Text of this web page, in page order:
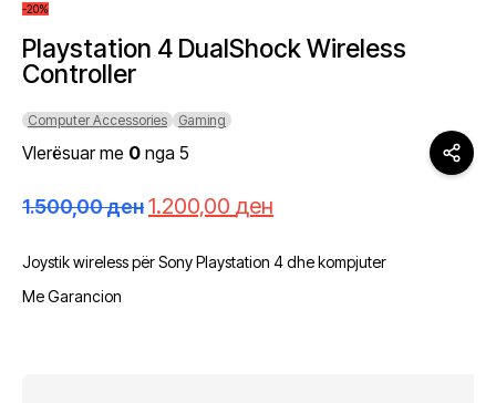
-20%
Playstation 4 DualShock Wireless
Controller
Computer Accessories Gaming
Vlerësuar me 0 nga 5
1.500,00денÇmimi
qe:
1.500,00 ден.
1.200,00 ден
tanishëm
është:
Joystik wireless për Sony Playstation 4 dhe kompjuter
Me Garancion